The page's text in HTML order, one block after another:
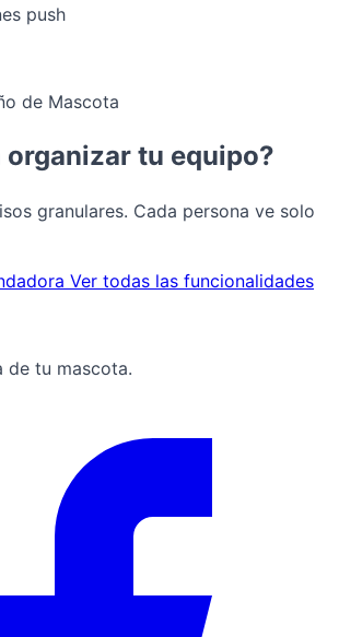
push
de Mascota
organizar tu equipo?
granulares. Cada persona ve solo
Ver todas las funcionalidades
de tu mascota.